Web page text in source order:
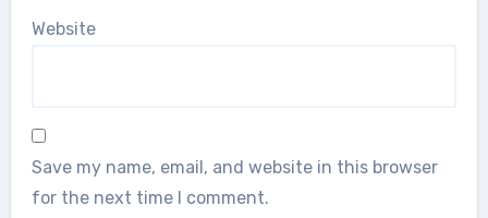
Website
Save my name, email, and website in this browser
for the next time I comment.